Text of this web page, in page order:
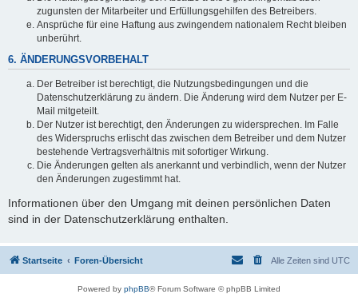
zugunsten der Mitarbeiter und Erfüllungsgehilfen des Betreibers.
Ansprüche für eine Haftung aus zwingendem nationalem Recht bleiben
unberührt.
6. ÄNDERUNGSVORBEHALT
Der Betreiber ist berechtigt, die Nutzungsbedingungen und die
Datenschutzerklärung zu ändern. Die Änderung wird dem Nutzer per E-
Mail mitgeteilt.
Der Nutzer ist berechtigt, den Änderungen zu widersprechen. Im Falle
des Widerspruchs erlischt das zwischen dem Betreiber und dem Nutzer
bestehende Vertragsverhältnis mit sofortiger Wirkung.
Die Änderungen gelten als anerkannt und verbindlich, wenn der Nutzer
den Änderungen zugestimmt hat.
Informationen über den Umgang mit deinen persönlichen Daten
sind in der Datenschutzerklärung enthalten.
Startseite Foren-Übersicht Alle Zeiten sind UTC
Powered by phpBB® Forum Software © phpBB Limited